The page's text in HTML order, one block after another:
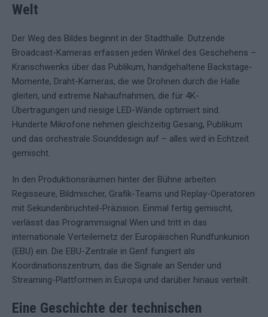
Welt
Der Weg des Bildes beginnt in der Stadthalle. Dutzende
Broadcast-Kameras erfassen jeden Winkel des Geschehens –
Kranschwenks über das Publikum, handgehaltene Backstage-
Momente, Draht-Kameras, die wie Drohnen durch die Halle
gleiten, und extreme Nahaufnahmen, die für 4K-
Übertragungen und riesige LED-Wände optimiert sind.
Hunderte Mikrofone nehmen gleichzeitig Gesang, Publikum
und das orchestrale Sounddesign auf – alles wird in Echtzeit
gemischt.
In den Produktionsräumen hinter der Bühne arbeiten
Regisseure, Bildmischer, Grafik-Teams und Replay-Operatoren
mit Sekundenbruchteil-Präzision. Einmal fertig gemischt,
verlässt das Programmsignal Wien und tritt in das
internationale Verteilernetz der Europäischen Rundfunkunion
(EBU) ein. Die EBU-Zentrale in Genf fungiert als
Koordinationszentrum, das die Signale an Sender und
Streaming-Plattformen in Europa und darüber hinaus verteilt.
Eine Geschichte der technischen